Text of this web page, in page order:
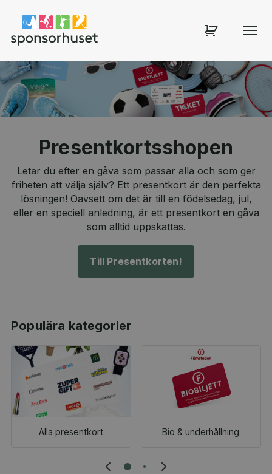
Sponsorhuset shop
Presentkortsshopen
Letar du efter en gåva som passar alla och som ger
friheten att välja själv? Ett presentkort är den perfekta
lösningen! Oavsett om det är till en födelsedag, jul,
eller en speciell anledning, är ett presentkort en gåva
som alltid uppskattas.
Till Presentkorten!
Populära kategorier
Alla presentkort Bio & underhållning